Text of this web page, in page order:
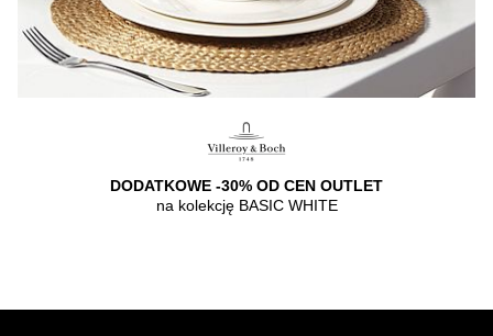
DODATKOWE -30% OD CEN OUTLET
na kolekcję BASIC WHITE